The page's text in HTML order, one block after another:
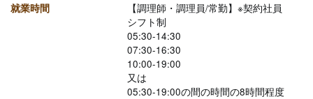
就業時間
【調理師・調理員/常勤】※契約社員
シフト制
05:30-14:30
07:30-16:30
10:00-19:00
又は
05:30-19:00の間の時間の8時間程度